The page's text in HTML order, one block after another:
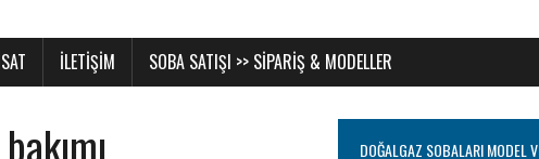
ILETIŞIM SOBA SATIŞI >> SIPARIŞ & MODELLER
DOĞALGAZ SOBALARI MODEL